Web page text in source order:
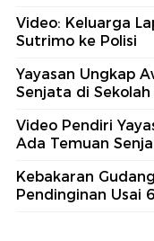
Video: Keluarga
Sutrimo ke Polisi
Yayasan Ungkap
Senjata di Sekolah
Video Pendiri
Ada Temuan
Kebakaran
Pendinginan Usai